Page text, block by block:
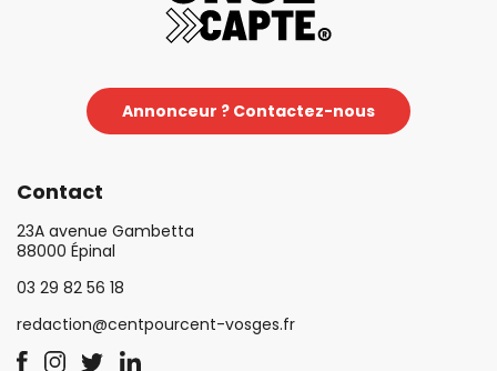
Annonceur ? Contactez-nous
Contact
23A avenue Gambetta
88000 Épinal
03 29 82 56 18
redaction@centpourcent-vosges.fr